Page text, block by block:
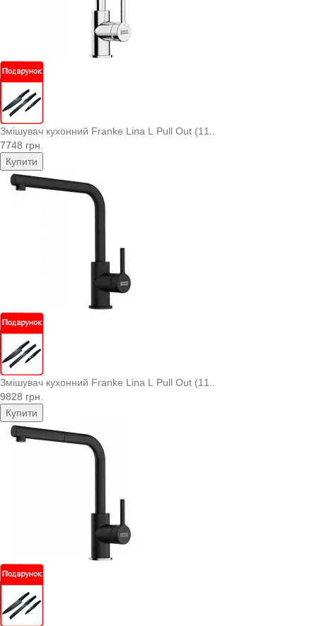
Змішувач кухонний Franke Lina L Pull Out (11..
7748 грн.
Купити
Змішувач кухонний Franke Lina L Pull Out (11..
9828 грн.
Купити